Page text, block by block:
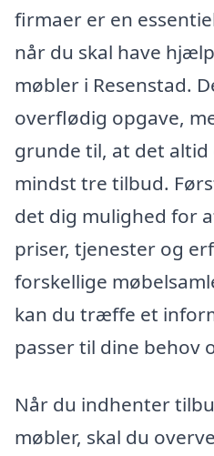
firmaer er en
når du skal have
møbler i Resenstad.
overflødig opgave,
grunde til, at det altid
mindst tre tilbud.
det dig mulighed for
priser, tjenester og
forskellige
kan du træffe et
passer til dine behov
Når du indhenter
møbler, skal du